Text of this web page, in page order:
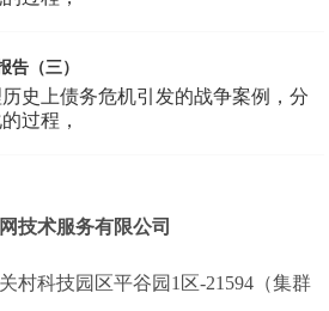
告（三）
史上债务危机引发的战争案例，分
过程，
技术服务有限公司
村科技园区平谷园1区-21594（集群